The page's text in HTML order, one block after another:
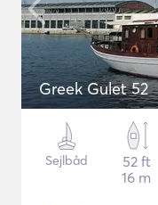
Greek Gulet 52
Sejlbåd
52 ft
16 m